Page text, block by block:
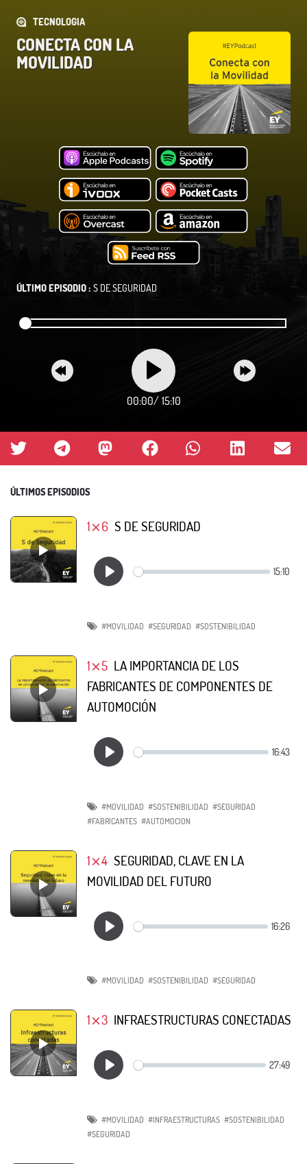
TECNOLOGIA
CONECTA CON LA
MOVILIDAD
ÚLTIMO EPISODIO : S DE SEGURIDAD
00:00/ 15:10
ÚLTIMOS EPISODIOS
1⨯6 S DE SEGURIDAD
#MOVILIDAD #SEGURIDAD #SOSTENIBILIDAD
1⨯5 LA IMPORTANCIA DE LOS
FABRICANTES DE COMPONENTES DE
AUTOMOCIÓN
#MOVILIDAD #SOSTENIBILIDAD #SEGURIDAD
#FABRICANTES #AUTOMOCION
1⨯4 SEGURIDAD, CLAVE EN LA
MOVILIDAD DEL FUTURO
#MOVILIDAD #SOSTENIBILIDAD #SEGURIDAD
1⨯3 INFRAESTRUCTURAS CONECTADAS
#MOVILIDAD #INFRAESTRUCTURAS #SOSTENIBILIDAD
#SEGURIDAD